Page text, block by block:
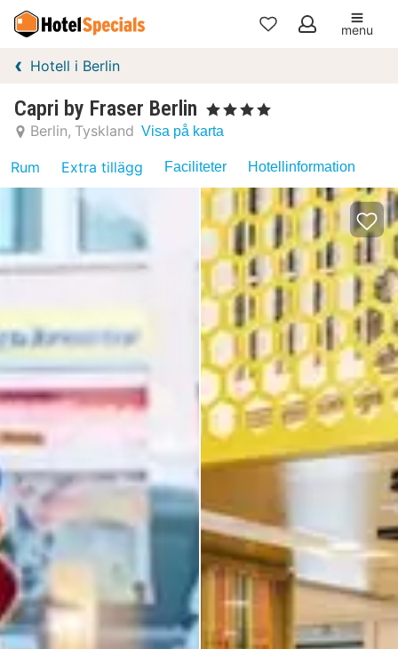
Mina
menu
Hotell i Berlin
Capri by Fraser Berlin , 4 Stjärnor
Berlin Tyskland Visa på karta
Rum Extra tillägg Faciliteter Hotellinformation